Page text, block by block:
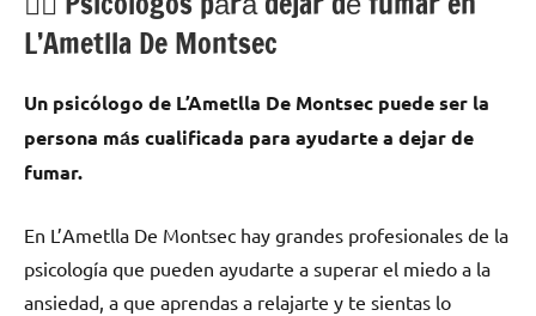
L’Ametlla De Montsec
Un psicólogo dе L’Ametlla De Montsec puede ser la
persona mа́s cualificada pаrа ayudarte а dejar dе
fumar.
En L’Ametlla De Montsec hay grandes profesionales dе la
psicología quе pueden ayudarte а superar el miedo а la
ansiedad, а quе aprendas а relajarte у te sientas lo